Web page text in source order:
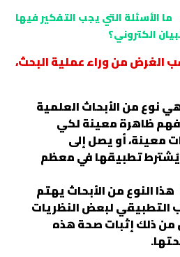
ما الأسئلة التي يجب التفكير فيها
الكتروني؟
الغرض من وراء عملية البحث،
نوع من الأبحاث العلمية
ظاهرة معينة لكي
معينة، أو يصل إلى
يُشترط تطبيقها في معظم
هذا النوع من الأبحاث يهتم
التطبيقي لبعض النظريات
من ذلك إثبات صحة هذه